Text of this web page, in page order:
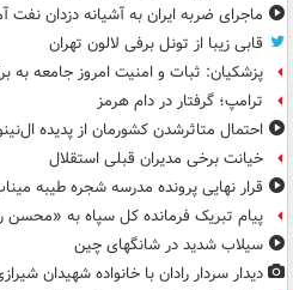
ماجرای ضربه ایران به آشیانه دزدان نفت
قابی زیبا از تونل برفی لالون تهران
پزشکیان: ثبات و امنیت امروز جامعه
ترامپ؛ گرفتار در دام هرمز
احتمال متاثرشدن کشورمان از پدیده
خیانت برخی مدیران قبلی استقلال
قرار نهایی پرونده مدرسه شجره طیبه
پیام تبریک فرمانده کل سپاه به «محسن
سیلاب شدید در شانگهای چین
دیدار سردار رادان با خانواده‌ شهیدان